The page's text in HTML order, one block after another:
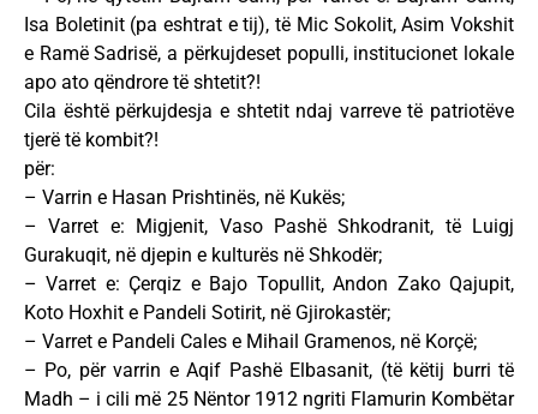
Isa Boletinit (pa eshtrat e tij), të Mic Sokolit, Asim Vokshit
e Ramë Sadrisë, a përkujdeset populli, institucionet lokale
apo ato qëndrore të shtetit?!
Cila është përkujdesja e shtetit ndaj varreve të patriotëve
tjerë të kombit?!
për:
– Varrin e Hasan Prishtinës, në Kukës;
– Varret e: Migjenit, Vaso Pashë Shkodranit, të Luigj
Gurakuqit, në djepin e kulturës në Shkodër;
– Varret e: Ҫerqiz e Bajo Topullit, Andon Zako Qajupit,
Koto Hoxhit e Pandeli Sotirit, në Gjirokastër;
– Varret e Pandeli Cales e Mihail Gramenos, në Korçë;
– Po, për varrin e Aqif Pashë Elbasanit, (të këtij burri të
Madh – i cili më 25 Nëntor 1912 ngriti Flamurin Kombëtar